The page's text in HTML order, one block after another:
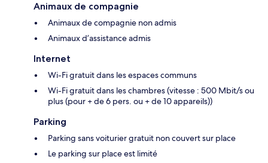
Animaux de compagnie
Animaux de compagnie non admis
Animaux d’assistance admis
Internet
Wi-Fi gratuit dans les espaces communs
Wi-Fi gratuit dans les chambres (vitesse : 500 Mbit/s ou
plus (pour + de 6 pers. ou + de 10 appareils))
Parking
Parking sans voiturier gratuit non couvert sur place
Le parking sur place est limité